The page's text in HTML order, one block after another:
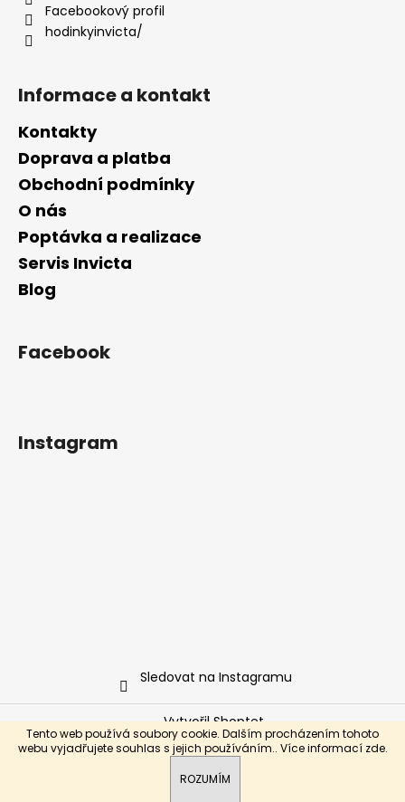
Tento web používá soubory cookie. Dalším procházením tohoto
webu vyjadřujete souhlas s jejich používáním.. Více informací zde.
ROZUMÍM
Facebookový profil
hodinkyinvicta/
Informace a kontakt
Kontakty
Doprava a platba
Obchodní podmínky
O nás
Poptávka a realizace
Servis Invicta
Blog
Facebook
Instagram
Sledovat na Instagramu
Vytvořil Shoptet
Copyright 2026Hodinky INVICTA. Všechna práva